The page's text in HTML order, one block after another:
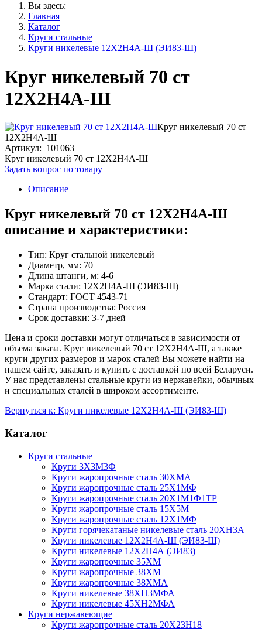
Вы здесь:
Главная
Каталог
Круги стальные
Круги никелевые 12Х2Н4А-Ш (ЭИ83-Ш)
Круг никелевый 70 ст
12Х2Н4А-Ш
Круг никелевый 70 ст
12Х2Н4А-Ш
Артикул: 101063
Круг никелевый 70 ст 12Х2Н4А-Ш
Задать вопрос по товару
Описание
Круг никелевый 70 ст 12Х2Н4А-Ш
описание и характеристики:
Тип: Круг стальной никелевый
Диаметр, мм: 70
Длина штанги, м: 4-6
Марка стали: 12Х2Н4А-Ш (ЭИ83-Ш)
Стандарт: ГОСТ 4543-71
Страна производства: Россия
Срок доставки: 3-7 дней
Цена и сроки доставки могут отличаться в зависимости от
объема заказа. Круг никелевый 70 ст 12Х2Н4А-Ш, а также
круги других размеров и марок сталей Вы можете найти на
нашем сайте, заказать и купить с доставкой по всей Беларуси.
У нас представлены стальные круги из нержавейки, обычных
и специальных сталей в широком ассортименте.
Вернуться к: Круги никелевые 12Х2Н4А-Ш (ЭИ83-Ш)
Каталог
Круги стальные
Круги 3Х3М3Ф
Круги жаропрочные сталь 30ХМА
Круги жаропрочные сталь 25Х1МФ
Круги жаропрочные сталь 20Х1М1Ф1ТР
Круги жаропрочные сталь 15Х5М
Круги жаропрочные сталь 12Х1МФ
Круги горячекатаные никелевые сталь 20ХН3А
Круги никелевые 12Х2Н4А-Ш (ЭИ83-Ш)
Круги никелевые 12Х2Н4А (ЭИ83)
Круги жаропрочные 35ХМ
Круги жаропрочные 38ХМ
Круги жаропрочные 38ХМА
Круги никелевые 38XH3MФА
Круги никелевые 45ХН2МФА
Круги нержавеющие
Круги жаропрочные сталь 20Х23Н18